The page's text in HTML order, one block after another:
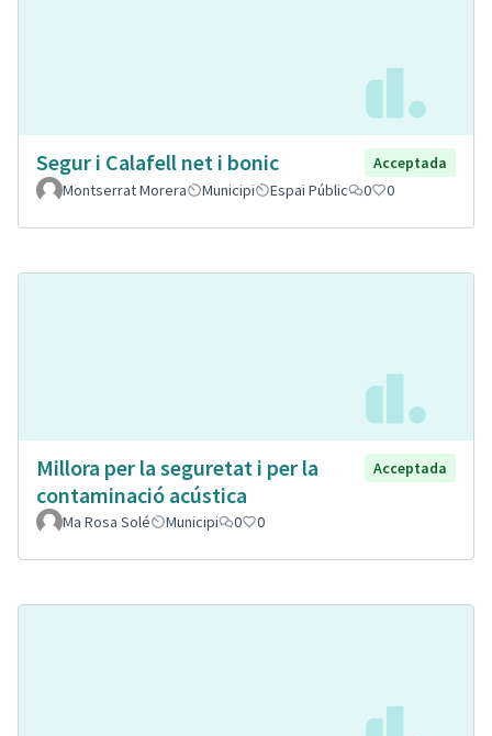
Segur i Calafell net i bonic
Acceptada
Montserrat Morera
Municipi Espai Públic 0 0
Millora per la seguretat i per la
contaminació acústica
Acceptada
Ma Rosa Solé Municipi 0 0